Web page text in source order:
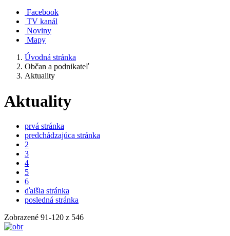
Facebook
TV kanál
Noviny
Mapy
Úvodná stránka
Občan a podnikateľ
Aktuality
Aktuality
prvá stránka
predchádzajúca stránka
2
3
4
5
6
ďalšia stránka
posledná stránka
Zobrazené 91-120 z 546